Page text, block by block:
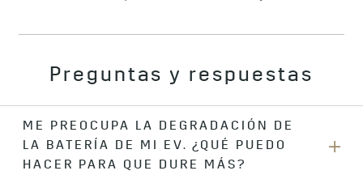
Preguntas y respuestas
ME PREOCUPA LA DEGRADACIÓN DE
LA BATERÍA DE MI EV. ¿QUÉ PUEDO
HACER PARA QUE DURE MÁS?